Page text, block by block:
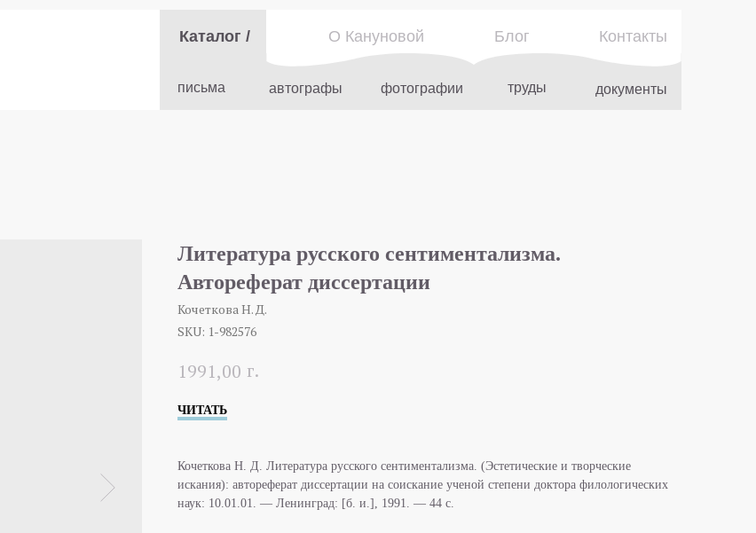
документы
фотографии труды
письма автографы
О Кануновой Блог Контакты
Каталог /
Литература русского сентиментализма.
Автореферат диссертации
Кочеткова Н. Д.
SKU: 1-982576
1991,00 г.
ЧИТАТЬ
Кочеткова Н. Д. Литература русского сентиментализма. (Эстетические и творческие
искания): автореферат диссертации на соискание ученой степени доктора филологических
наук: 10.01.01. — Ленинград: [б. и.], 1991. — 44 с.